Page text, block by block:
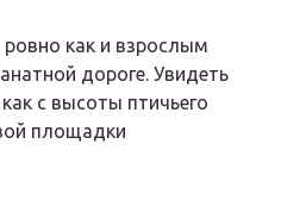
как и взрослым
дороге. Увидеть
с высоты птичьего
площадки